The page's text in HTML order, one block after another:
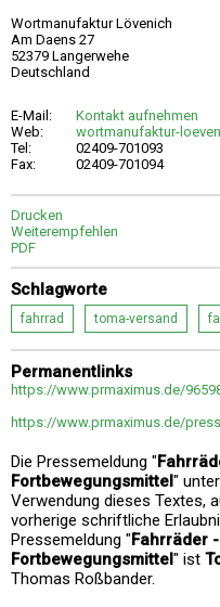
Wortmanufaktur Lövenich
Am Daens 27
52379 Langerwehe
Deutschland
E-Mail:
Kontakt aufnehmen
Web:
wortmanufaktur-
Tel:
02409-701093
Fax:
02409-701094
Drucken
Weiterempfehlen
PDF
Schlagworte
fahrrad toma-versand
Permanentlinks
https://www.prmaximus.de/
https://www.prmaximus.de/
Die Pressemeldung "
Fortbewegungsmittel"
Verwendung dieses Textes,
vorherige schriftliche
Pressemeldung "Fahrräder
Fortbewegungsmittel" ist
Thomas Roßbander.